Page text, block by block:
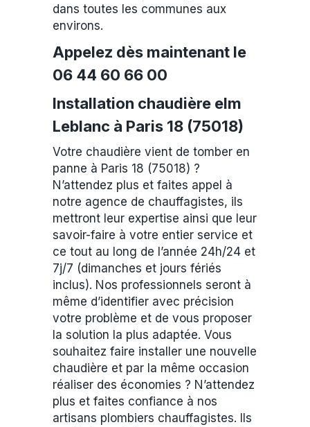
dans toutes les communes aux
environs.
Appelez dès maintenant le
06 44 60 66 00
Installation chaudière elm
Leblanc à Paris 18 (75018)
Votre chaudière vient de tomber en
panne à Paris 18 (75018) ?
N’attendez plus et faites appel à
notre agence de chauffagistes, ils
mettront leur expertise ainsi que leur
savoir-faire à votre entier service et
ce tout au long de l’année 24h/24 et
7j/7 (dimanches et jours fériés
inclus). Nos professionnels seront à
même d’identifier avec précision
votre problème et de vous proposer
la solution la plus adaptée. Vous
souhaitez faire installer une nouvelle
chaudière et par la même occasion
réaliser des économies ? N’attendez
plus et faites confiance à nos
artisans plombiers chauffagistes. Ils